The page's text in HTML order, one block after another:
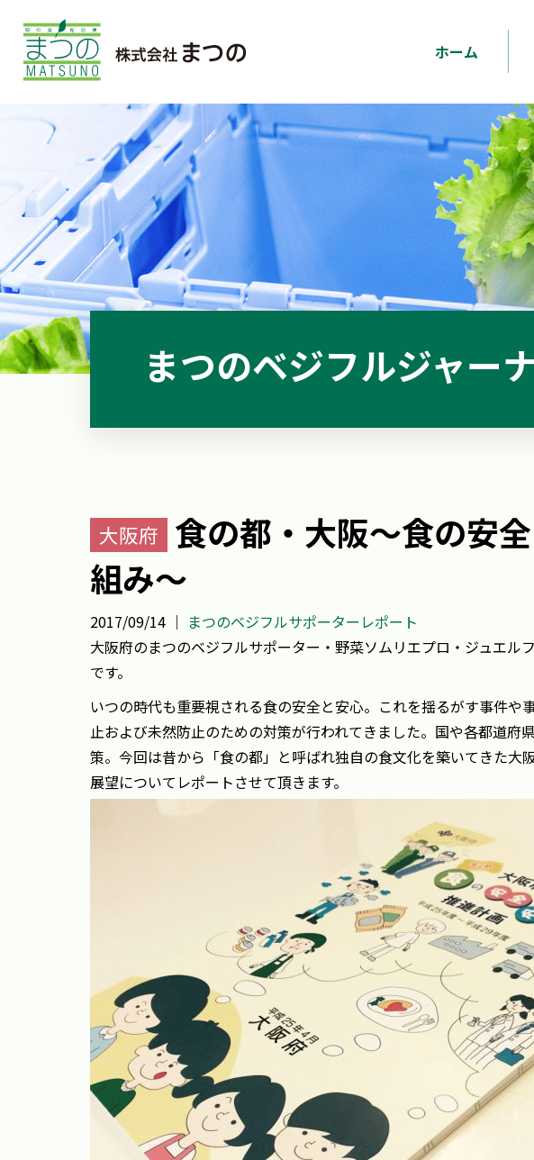
ホーム
まつのベジフルジャー
大阪府
食の都・大阪～食の安
組み～
2017/09/14 ｜ まつのベジフルサポーターレポート
大阪府のまつのベジフルサポーター・野菜ソムリエプロ・ジュエル
です。
いつの時代も重要視される食の安全と安心。これを揺るがす事件
止および未然防止のための対策が行われてきました。国や各都道府
策。今回は昔から「食の都」と呼ばれ独自の食文化を築いてきた大
展望についてレポートさせて頂きます。